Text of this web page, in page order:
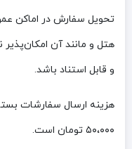
تحویل سفارش در اماکن
هتل و مانند آن
و قابل استناد باشد.
۵۰،۰۰۰ تومان است.